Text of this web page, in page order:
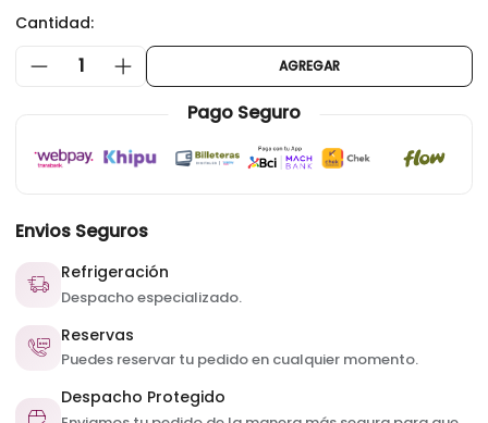
Cantidad:
1 AGREGAR
Pago Seguro
Envios Seguros
Refrigeración
Despacho especializado.
Reservas
Puedes reservar tu pedido en cualquier momento.
Despacho Protegido